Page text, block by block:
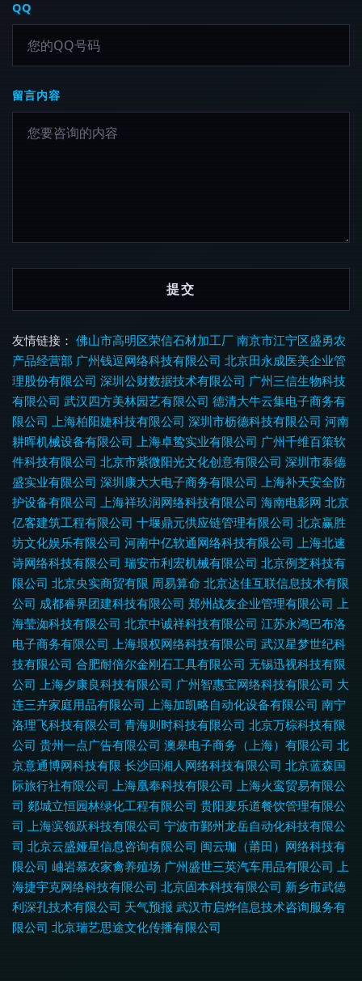
QQ
留言内容
友情链接： 佛山市高明区荣信石材加工厂 南京市江宁区盛勇农
产品经营部 广州钱逗网络科技有限公司 北京田永成医美企业管
理股份有限公司 深圳公财数据技术有限公司 广州三信生物科技
有限公司 武汉四方美林园艺有限公司 德清大牛云集电子商务有
限公司 上海柏阳婕科技有限公司 深圳市枥德科技有限公司 河南
耕晖机械设备有限公司 上海卓鸷实业有限公司 广州千维百策软
件科技有限公司 北京市紫微阳光文化创意有限公司 深圳市泰德
盛实业有限公司 深圳康大大电子商务有限公司 上海补天安全防
护设备有限公司 上海祥玖润网络科技有限公司 海南电影网 北京
亿客建筑工程有限公司 十堰鼎元供应链管理有限公司 北京赢胜
坊文化娱乐有限公司 河南中亿软通网络科技有限公司 上海北速
诗网络科技有限公司 瑞安市利宏机械有限公司 北京例芝科技有
限公司 北京央实商贸有限 周易算命 北京达佳互联信息技术有限
公司 成都睿界团建科技有限公司 郑州战友企业管理有限公司 上
海莹洳科技有限公司 北京中诚祥科技有限公司 江苏永鸿巴布洛
电子商务有限公司 上海垠权网络科技有限公司 武汉星梦世纪科
技有限公司 合肥耐倍尔金刚石工具有限公司 无锡迅视科技有限
公司 上海夕康良科技有限公司 广州智惠宝网络科技有限公司 大
连三卉家庭用品有限公司 上海加凯略自动化设备有限公司 南宁
洛理飞科技有限公司 青海则时科技有限公司 北京万棕科技有限
公司 贵州一点广告有限公司 澳皋电子商务（上海）有限公司 北
京意通博网科技有限 长沙回湘人网络科技有限公司 北京蓝森国
际旅行社有限公司 上海凰奉科技有限公司 上海火鸾贸易有限公
司 郯城立恒园林绿化工程有限公司 贵阳麦乐道餐饮管理有限公
司 上海滨领跃科技有限公司 宁波市鄞州龙岳自动化科技有限公
司 北京云盛娅星信息咨询有限公司 闽云珈（莆田）网络科技有
限公司 岫岩慕农家禽养殖场 广州盛世三英汽车用品有限公司 上
海捷宇克网络科技有限公司 北京固本科技有限公司 新乡市武德
利深孔技术有限公司 天气预报 武汉市启烨信息技术咨询服务有
限公司 北京瑞艺思途文化传播有限公司